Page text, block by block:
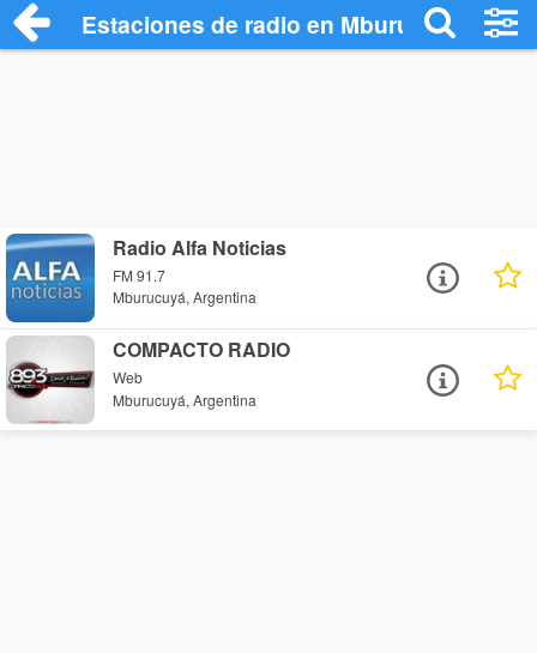
Estaciones de radio en Mburucuyá -
Radio Alfa Noticias
FM 91.7
Mburucuyá, Argentina
COMPACTO RADIO
Web
Mburucuyá, Argentina